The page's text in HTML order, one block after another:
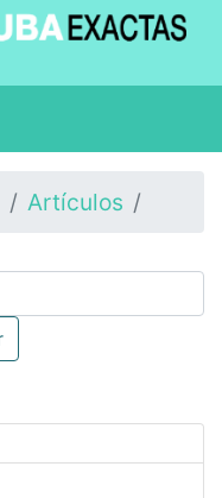
Artículos